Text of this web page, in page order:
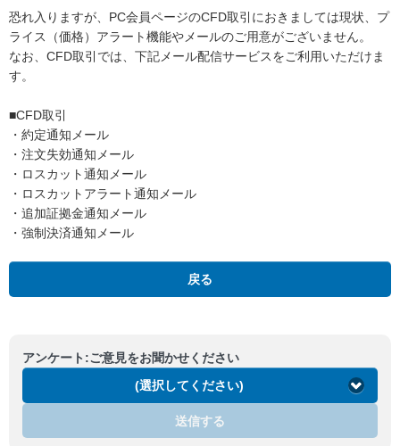
恐れ入りますが、PC会員ページのCFD取引におきましては現状、プ
ライス（価格）アラート機能やメールのご用意がございません。
なお、CFD取引では、下記メール配信サービスをご利用いただけま
す。
■CFD取引
・約定通知メール
・注文失効通知メール
・ロスカット通知メール
・ロスカットアラート通知メール
・追加証拠金通知メール
・強制決済通知メール
戻る
アンケート:ご意見をお聞かせください
(選択してください)
送信する